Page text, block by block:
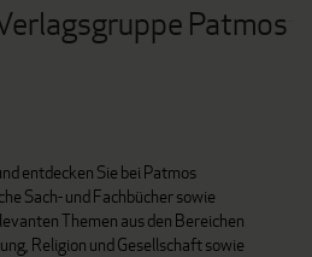
Patmos
entdecken Sie bei Patmos
Sach- und Fachbücher sowie
Themen aus den Bereichen
Religion und Gesellschaft sowie